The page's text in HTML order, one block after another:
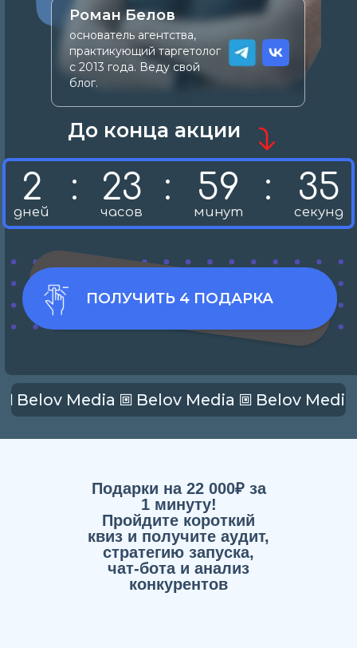
РАССЧИТАТЬ СТОИМОСТЬ
ПОЛУЧИТЬ 4 ПОДАРКА
🞖 Belov Media 🞖 Belov Media 🞖 Belov Media 🞖 Belov Media
Подарки на 22 000₽ за
1 минуту!
Пройдите короткий
квиз и получите аудит,
стратегию запуска,
чат-бота и анализ
конкурентов